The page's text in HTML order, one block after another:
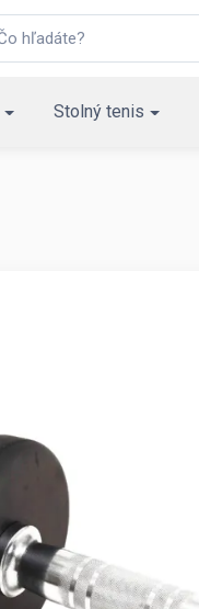
Stolný tenis